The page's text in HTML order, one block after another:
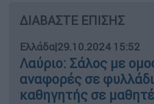
ΔΙΑΒΑΣΤΕ ΕΠΙΣΗΣ
Ελλάδα|29.10.2024 15:52
Λαύριο: Σάλος με
αναφορές σε
καθηγητής σε